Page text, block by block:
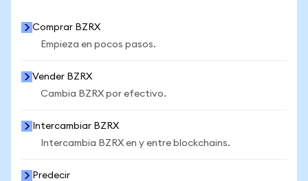
Comprar BZRX
Empieza en pocos pasos.
Vender BZRX
Cambia BZRX por efectivo.
Intercambiar BZRX
Intercambia BZRX en y entre blockchains.
Predecir